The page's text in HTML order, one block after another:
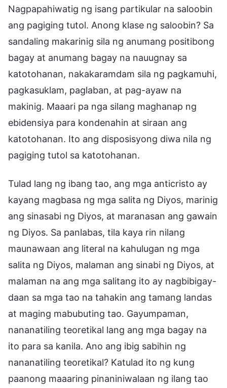
Nagpapahiwatig ng isang partikular na saloobin
ang pagiging tutol. Anong klase ng saloobin? Sa
sandaling makarinig sila ng anumang positibong
bagay at anumang bagay na nauugnay sa
katotohanan, nakakaramdam sila ng pagkamuhi,
pagkasuklam, paglaban, at pag-ayaw na
makinig. Maaari pa nga silang maghanap ng
ebidensiya para kondenahin at siraan ang
katotohanan. Ito ang disposisyong diwa nila ng
pagiging tutol sa katotohanan.
Tulad lang ng ibang tao, ang mga anticristo ay
kayang magbasa ng mga salita ng Diyos, marinig
ang sinasabi ng Diyos, at maranasan ang gawain
ng Diyos. Sa panlabas, tila kaya rin nilang
maunawaan ang literal na kahulugan ng mga
salita ng Diyos, malaman ang sinabi ng Diyos, at
malaman na ang mga salitang ito ay nagbibigay-
daan sa mga tao na tahakin ang tamang landas
at maging mabubuting tao. Gayumpaman,
nananatiling teoretikal lang ang mga bagay na
ito para sa kanila. Ano ang ibig sabihin ng
nananatiling teoretikal? Katulad ito ng kung
paanong maaaring pinaniniwalaan ng ilang tao